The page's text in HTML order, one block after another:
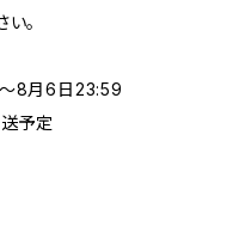
。
8月6日23:59
予定